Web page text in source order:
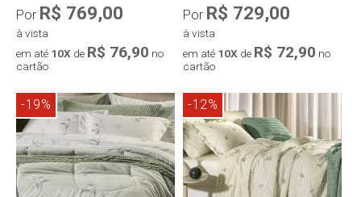
Por R$ 769,00
à vista
em até 10X de R$ 76,90 no
cartão
Compra rápida
Por R$ 729,00
à vista
em até 10X de R$ 72,90 no
cartão
Compra rápida
-19% -12%